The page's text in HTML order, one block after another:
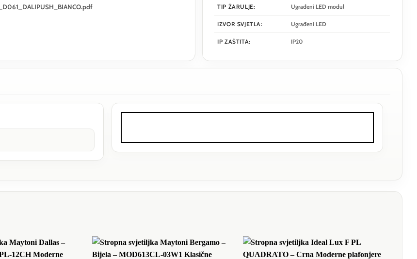
TIP ŽARULJE: Ugrađeni LED modul
IZVOR SVJETLA: Ugrađeni LED
IP ZAŠTITA: IP20